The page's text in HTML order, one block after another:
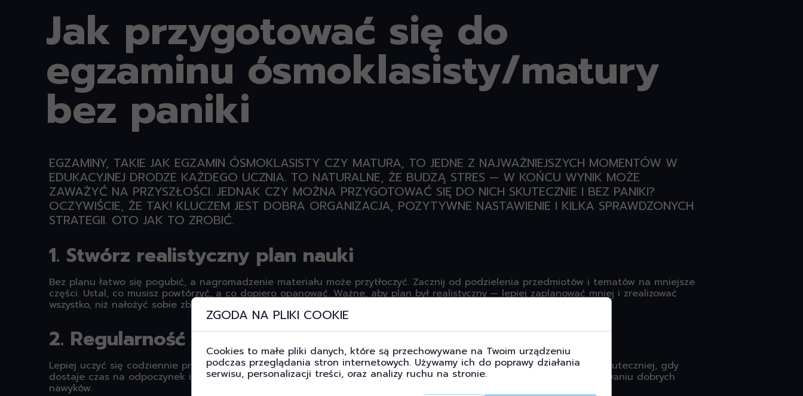
Jak przygotować się do
egzaminu ósmoklasisty/matury
bez paniki
EGZAMINY, TAKIE JAK EGZAMIN ÓSMOKLASISTY CZY MATURA, TO JEDNE Z NAJWAŻNIEJSZYCH MOMENTÓW W
EDUKACYJNEJ DRODZE KAŻDEGO UCZNIA. TO NATURALNE, ŻE BUDZĄ STRES — W KOŃCU WYNIK MOŻE
ZAWAŻYĆ NA PRZYSZŁOŚCI. JEDNAK CZY MOŻNA PRZYGOTOWAĆ SIĘ DO NICH SKUTECZNIE I BEZ PANIKI?
OCZYWIŚCIE, ŻE TAK! KLUCZEM JEST DOBRA ORGANIZACJA, POZYTYWNE NASTAWIENIE I KILKA SPRAWDZONYCH
STRATEGII. OTO JAK TO ZROBIĆ.
1. Stwórz realistyczny plan nauki
Bez planu łatwo się pogubić, a nagromadzenie materiału może przytłoczyć. Zacznij od podzielenia przedmiotów i tematów na mniejsze
części. Ustal, co musisz powtórzyć, a co dopiero opanować. Ważne, aby plan był realistyczny — lepiej zaplanować mniej i zrealizować
wszystko, niż nałożyć sobie zbyt dużo obowiązków.
2. Regularność i systematyczność
Lepiej uczyć się codziennie przez godzinę niż przez osiem godzin tuż przed egzaminem. Mózg przyswaja informacje skuteczniej, gdy
dostaje czas na odpoczynek i utrwalenie wiedzy. Staraj się trzymać rutyny — stałe godziny nauki pomogą w wypracowaniu dobrych
nawyków.
ZGODA NA PLIKI COOKIE
Cookies to małe pliki danych, które są przechowywane na Twoim urządzeniu
podczas przeglądania stron internetowych. Używamy ich do poprawy działania
serwisu, personalizacji treści, oraz analizy ruchu na stronie.